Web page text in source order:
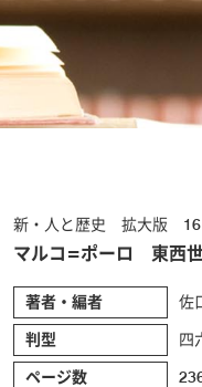
新・人と歴史 拡大版 16
マルコ=ポーロ 東西
著者・編者 佐
判型 四
ページ数